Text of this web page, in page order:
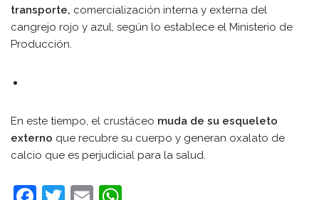
transporte, comercialización interna y externa del
cangrejo rojo y azul, según lo establece el Ministerio de
Producción.
En este tiempo, el crustáceo muda de su esqueleto
externo que recubre su cuerpo y generan oxalato de
calcio que es perjudicial para la salud.